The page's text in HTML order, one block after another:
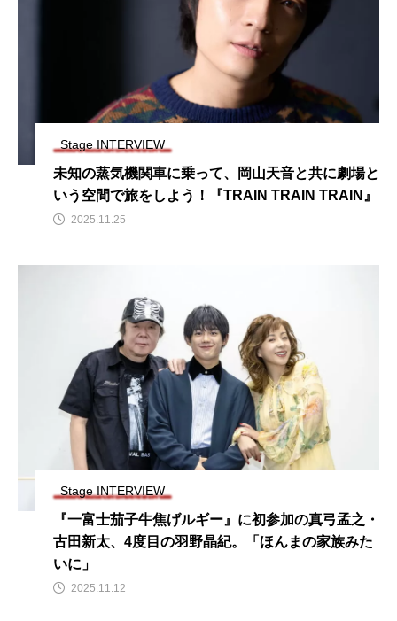
Stage INTERVIEW
未知の蒸気機関車に乗って、岡山天音と共に劇場と
いう空間で旅をしよう！『TRAIN TRAIN TRAIN』
2025.11.25
Stage INTERVIEW
『一富士茄子牛焦げルギー』に初参加の真弓孟之・
古田新太、4度目の羽野晶紀。「ほんまの家族みた
いに」
2025.11.12